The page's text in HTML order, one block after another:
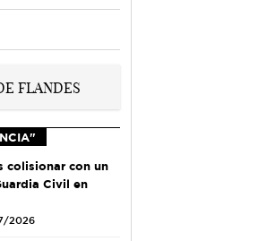
colisionar con un
Civil en
2026